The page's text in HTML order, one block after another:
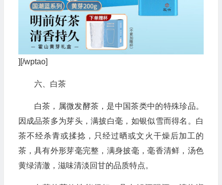
][/wptao]
六、白茶
白茶，属微发酵茶，是中国茶类中的特殊珍品。
因成品茶多为芽头，满披白毫，如银似雪而得名。白
茶不经杀青或揉捻，只经过晒或文火干燥后加工的
茶，具有外形芽毫完整，满身披毫，毫香清鲜，汤色
黄绿清澈，滋味清淡回甘的品质特点。